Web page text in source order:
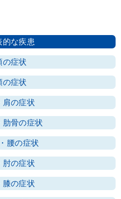
的な疾患
の症状
の症状
肩の症状
肋骨の症状
腰の症状
肘の症状
膝の症状